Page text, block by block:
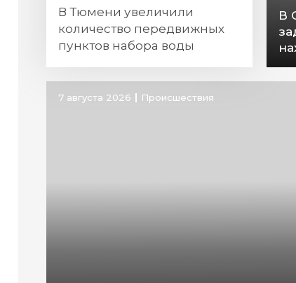
В Тюмени увеличили
количество передвижных
пунктов набора воды
В
7 августа 2026 Происшествия